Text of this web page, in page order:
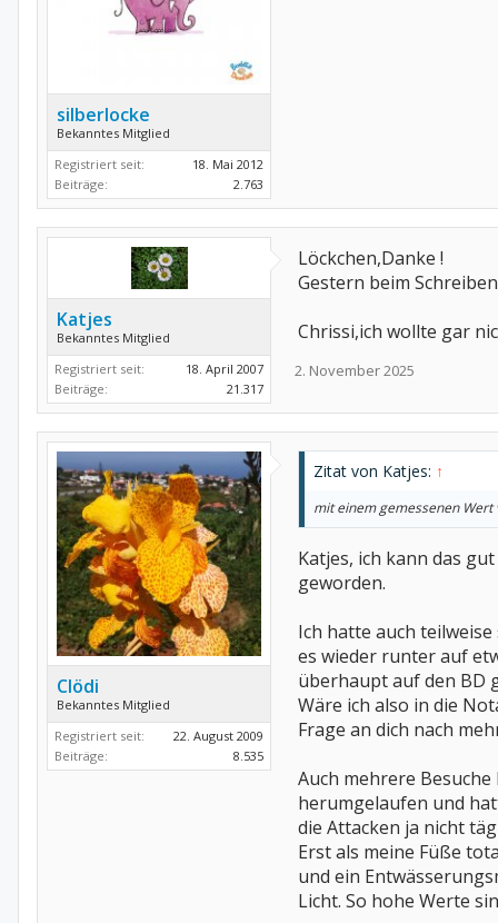
silberlocke
Bekanntes Mitglied
Registriert seit:
18. Mai 2012
Beiträge:
2.763
Katjes
Bekanntes Mitglied
Registriert seit:
18. April 2007
Beiträge:
21.317
Löckchen,Danke !
Gestern beim
Chrissi,ich wollte gar
2. November 2025
Clödi
Bekanntes Mitglied
Registriert seit:
22. August 2009
Beiträge:
8.535
Zitat von Katjes: ↑
mit einem gemessenen Wert
Katjes, ich kann das
geworden.
Ich hatte auch
es wieder runter auf
überhaupt auf den BD
Wäre ich also in die
Frage an dich nach
Auch mehrere
herumgelaufen und
die Attacken ja nicht
Erst als meine Füße
und ein
Licht. So hohe Werte